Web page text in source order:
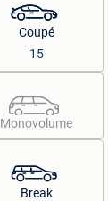
Coupé
15
Monovolume
Break